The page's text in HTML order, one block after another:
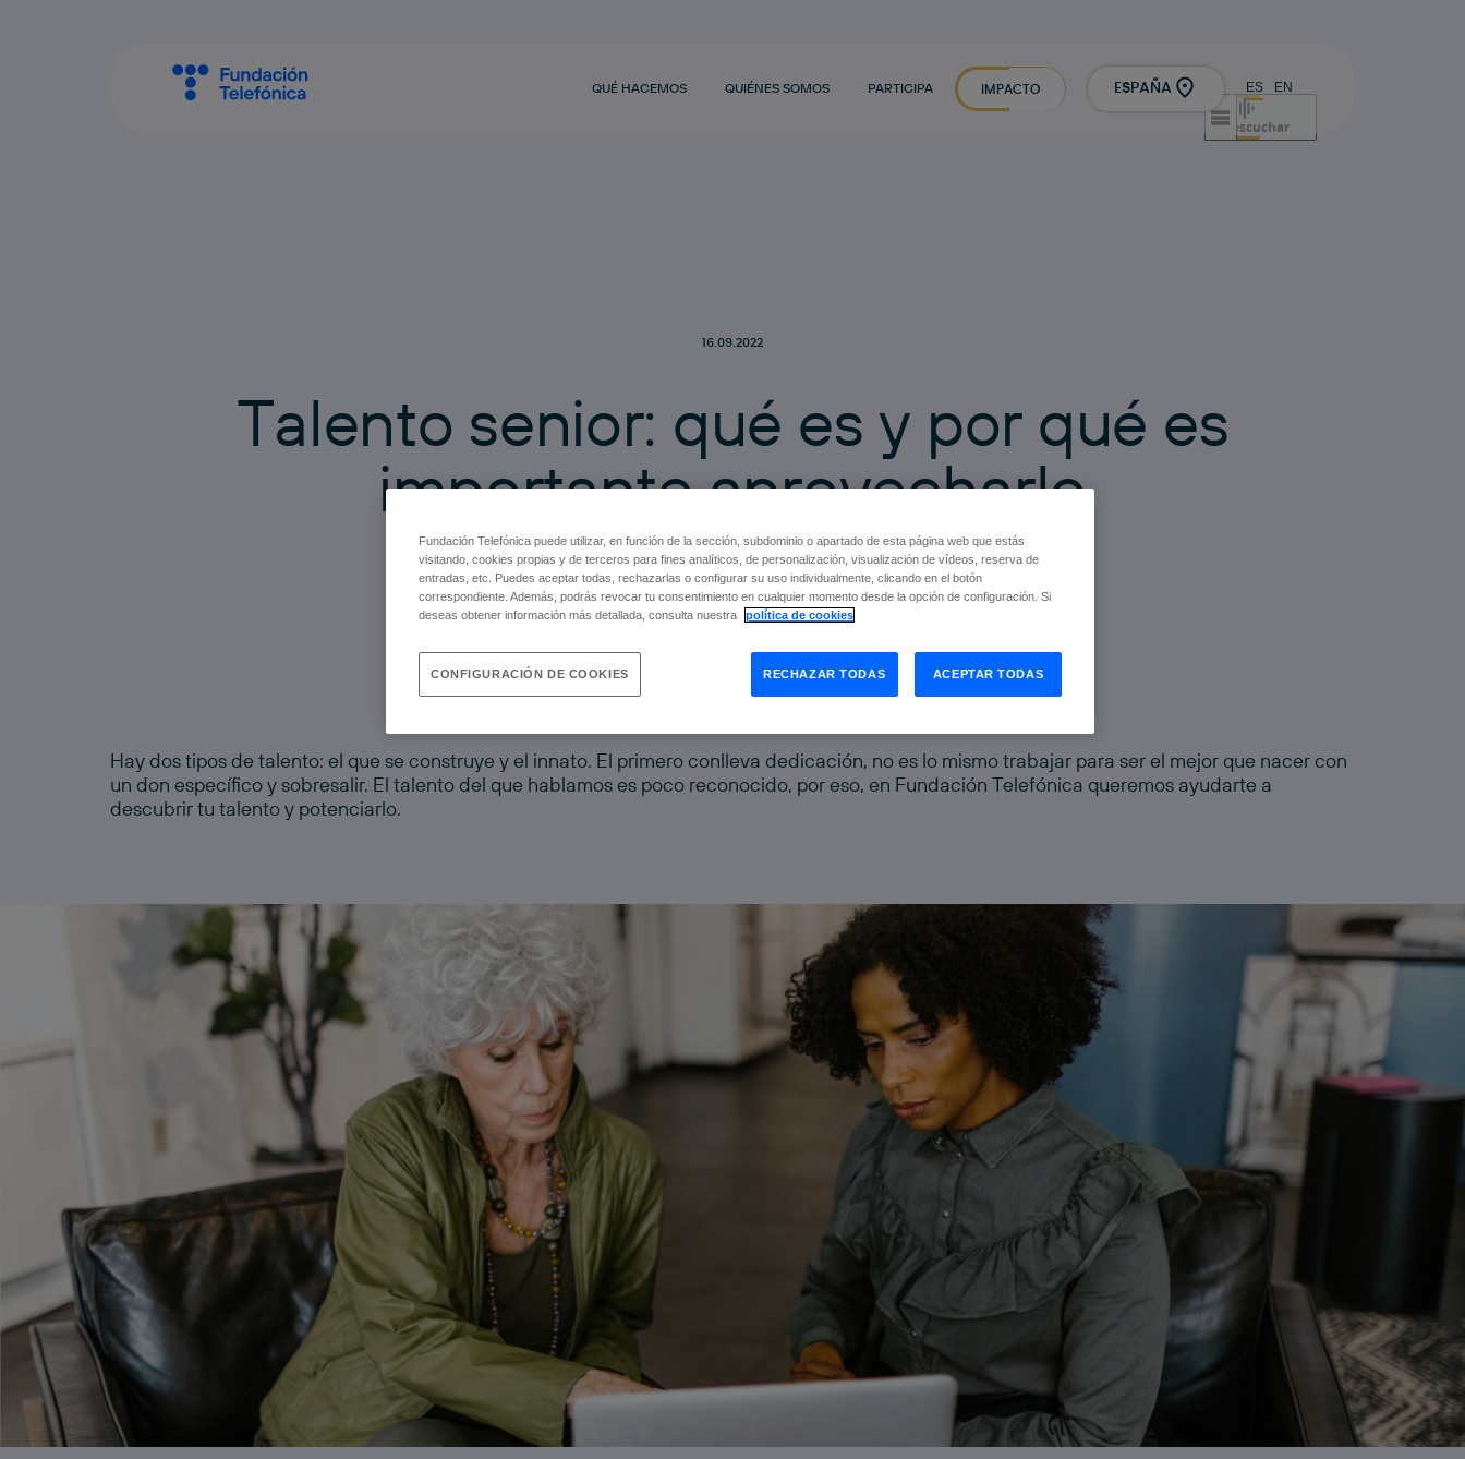
QUÉ HACEMOS QUIÉNES SOMOS PARTICIPA IMPACTO ESPAÑA ES EN
escuchar
16.09.2022
Talento senior: qué es y por qué es
importanteaprovecharlo
Hay dos tipos de talento: el que se construye y el innato. El primero conlleva dedicación, no es lo mismo trabajar para ser el mejor que nacer con
un don específico y sobresalir. El talento del que hablamos es poco reconocido, por eso, en Fundación Telefónica queremos ayudarte a
descubrir tu talento y potenciarlo.
Fundación Telefónica puede utilizar, en función de la sección, subdominio o apartado de esta página web que estás
visitando, cookies propias y de terceros para fines analíticos, de personalización, visualización de vídeos, reserva de
entradas, etc. Puedes aceptar todas, rechazarlas o configurar su uso individualmente, clicando en el botón
correspondiente. Además, podrás revocar tu consentimiento en cualquier momento desde la opción de configuración. Si
deseas obtener información más detallada, consulta nuestra
política de cookies
RECHAZAR TODAS ACEPTAR TODAS
CONFIGURACIÓN DE COOKIES